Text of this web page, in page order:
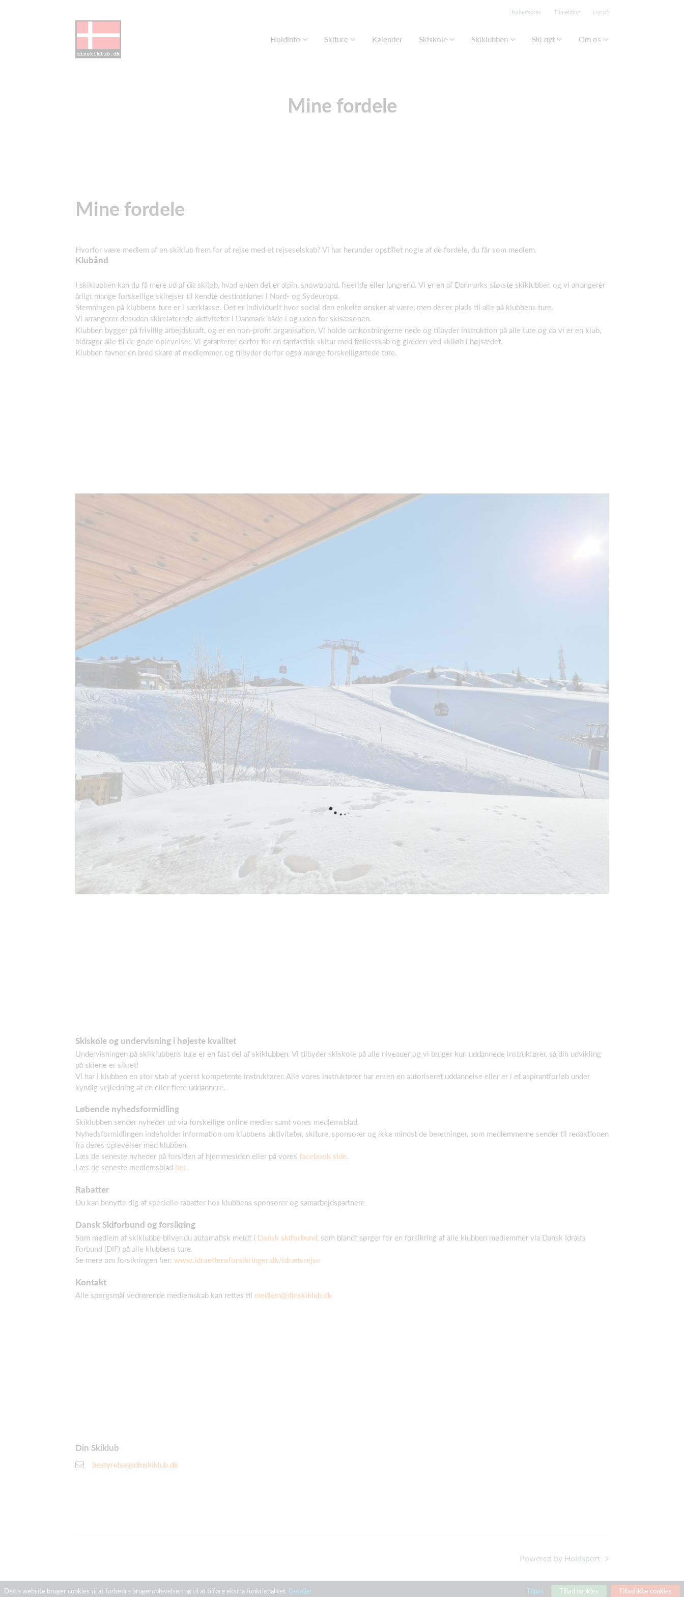
Nyhedsbrev Tilmelding Log på
Holdinfo Skiture Kalender Skiskole Skiklubben Ski nyt Om os
Mine fordele
Mine fordele
Hvorfor være medlem af en skiklub frem for at rejse med et rejseselskab? Vi har herunder opstillet nogle af de fordele, du får som medlem.
Klubånd
I skiklubben kan du få mere ud af dit skiløb, hvad enten det er alpin, snowboard, freeride eller langrend. Vi er en af Danmarks største skiklubber, og vi arrangerer
årligt mange forskellige skirejser til kendte destinationer i Nord- og Sydeuropa.
Stemningen på klubbens ture er i særklasse. Det er individuelt hvor social den enkelte ønsker at være, men der er plads til alle på klubbens ture.
Vi arrangerer desuden skirelaterede aktiviteter i Danmark både i og uden for skisæsonen.
Klubben bygger på frivillig arbejdskraft, og er en non-profit organisation. Vi holde omkostningerne nede og tilbyder instruktion på alle ture og da vi er en klub,
bidrager alle til de gode oplevelser. Vi garanterer derfor for en fantastisk skitur med fællesskab og glæden ved skiløb i højsædet.
Klubben favner en bred skare af medlemmer, og tilbyder derfor også mange forskelligartede ture.
Skiskole og undervisning i højeste kvalitet
Undervisningen på skliklubbens ture er en fast del af skiklubben. Vi tilbyder skiskole på alle niveauer og vi bruger kun uddannede instruktører, så din udvikling
på skiene er sikret!
Vi har i klubben en stor stab af yderst kompetente instruktører. Alle vores instruktører har enten en autoriseret uddannelse eller er i et aspirantforløb under
kyndig vejledning af en eller flere uddannere.
Løbende nyhedsformidling
Skiklubben sender nyheder ud via forskellige online medier samt vores medlemsblad.
Nyhedsformidlingen indeholder information om klubbens aktiviteter, skiture, sponsorer og ikke mindst de beretninger, som medlemmerne sender til redaktionen
fra deres oplevelser med klubben.
Læs de seneste nyheder på forsiden af hjemmesiden eller på vores facebook side
Læs de seneste medlemsblad her.
Rabatter
Du kan benytte dig af specielle rabatter hos klubbens sponsorer og samarbejdspartnere
Dansk Skiforbund og forsikring
Som medlem af skiklubbe bliver du automatisk meldt i Dansk skiforbund, som blandt sørger for en forsikring af alle klubben medlemmer via Dansk Idræts
Forbund (DIF) på alle klubbens ture.
Se mere om forsikringen her: www.idraettensforsikringer.dk/idrætsrejse
Kontakt
Alle spørgsmål vedrørende medlemskab kan rettes til medlem@dinskiklub.dk
Din Skiklub
bestyrelse@dinskiklub.dk
Powered by Holdsport
Dette website bruger cookies til at forbedre brugeroplevelsen og til at tilføre ekstra funktionalitet. Detaljer Tillad ikke cookies
Tillad cookies
Tilpas